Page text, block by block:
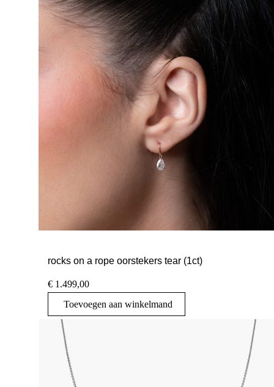
rocks on a rope oorstekers tear (1ct)
€ 1.499,00
Toevoegen aan winkelmand